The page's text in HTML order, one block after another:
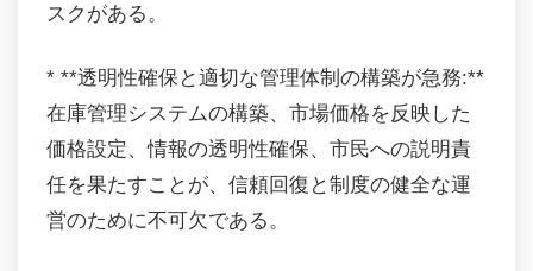
スクがある。
* **透明性確保と適切な管理体制の構築が急務:**
在庫管理システムの構築、市場価格を反映した
価格設定、情報の透明性確保、市民への説明責
任を果たすことが、信頼回復と制度の健全な運
営のために不可欠である。